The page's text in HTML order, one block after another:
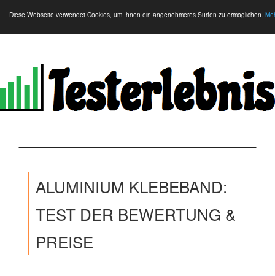
Diese Webseite verwendet Cookies, um Ihnen ein angenehmeres Surfen zu ermöglichen.
ALUMINIUM KLEBEBAND:
TEST DER BEWERTUNG &
PREISE